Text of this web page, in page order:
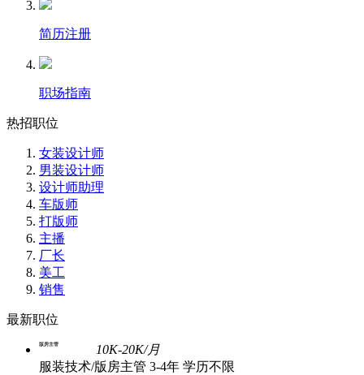
简历注册
职场指南
热招职位
女装设计师
男装设计师
设计师助理
车版师
打版师
主播
厂长
美工
销售
最新职位
版房主管
10K-20K/月
服装技术/版房主管 3-4年 学历不限